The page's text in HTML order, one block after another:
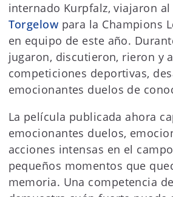
internado Kurpfalz, viajaron al
Torgelow para la Champions
en equipo de este año.
jugaron, discutieron, rieron y
competiciones deportivas,
emocionantes duelos de
La película publicada ahora
emocionantes duelos,
acciones intensas en el
pequeños momentos que
memoria. Una competencia